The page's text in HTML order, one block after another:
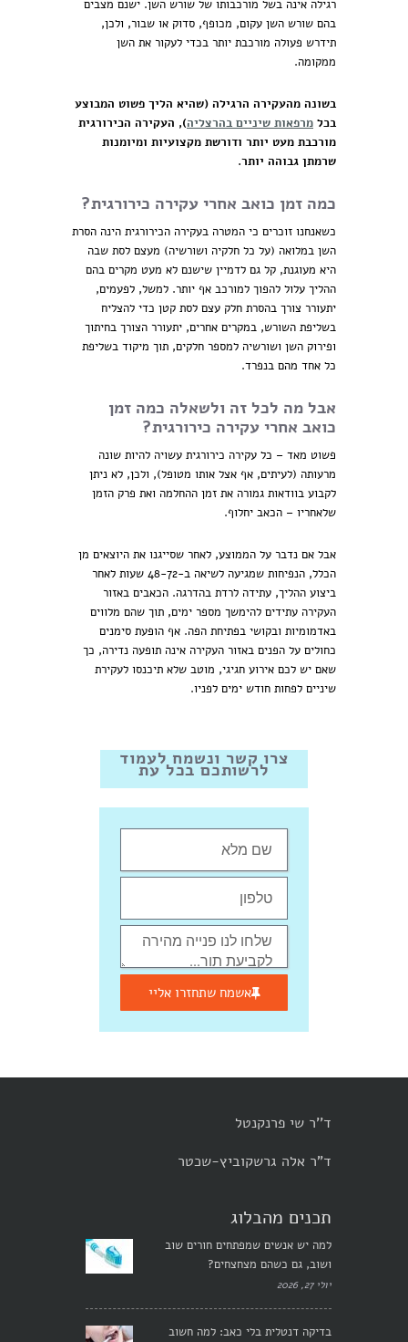
רגילה אינה בשל מורכבותו של שורש השן. ישנם מצבים
בהם שורש השן עקום, מכופף, סדוק או שבור, ולכן,
תידרש פעולה מורכבת יותר בכדי לעקור את השן
ממקומה.
בשונה מהעקירה הרגילה (שהיא הליך פשוט המבוצע
בכל מרפאות שיניים בהרצליה), העקירה הכירורגית
מורכבת מעט יותר ודורשת מקצועיות ומיומנות
שרמתן גבוהה יותר.
כמה זמן כואב אחרי עקירה כירורגית?
כשאנחנו זוכרים כי המטרה בעקירה הכירורגית הינה הסרת
השן במלואה (על כל חלקיה ושורשיה) מעצם לסת שבה
היא מעוגנת, קל גם לדמיין שישנם לא מעט מקרים בהם
ההליך עלול להפוך למורכב אף יותר. למשל, לפעמים,
יתעורר צורך בהסרת חלק עצם לסת קטן כדי להצליח
בשליפת השורש, במקרים אחרים, יתעורר הצורך בחיתוך
ופירוק השן ושורשיה למספר חלקים, תוך מיקוד בשליפת
כל אחד מהם בנפרד.
אבל מה לכל זה ולשאלה כמה זמן
כואב אחרי עקירה כירורגית?
פשוט מאד – כל עקירה כירורגית עשויה להיות שונה
מרעותה (לעיתים, אף אצל אותו מטופל), ולכן, לא ניתן
לקבוע בוודאות גמורה את זמן ההחלמה ואת פרק הזמן
שלאחריו – הכאב יחלוף.
אבל אם נדבר על הממוצע, לאחר שסייגנו את היוצאים מן
הכלל, הנפיחות שמגיעה לשיאה ב-48-72 שעות לאחר
ביצוע ההליך, עתידה לרדת בהדרגה. הכאבים באזור
העקירה עתידים להימשך מספר ימים, תוך שהם מלווים
באדמומיות ובקושי בפתיחת הפה. אף הופעת סימנים
כחולים על הפנים באזור העקירה אינה תופעה נדירה, כך
שאם יש לכם אירוע חגיגי, מוטב שלא תיכנסו לעקירת
שיניים לפחות חודש ימים לפניו.
צרו קשר ונשמח לעמוד
לרשותכם בכל עת
אשמח שתחזרו אליי
ד''ר שי פרנקנטל
ד"ר אלה גרשקוביץ-שכטר
תכנים מהבלוג
למה יש אנשים שמפתחים חורים שוב
ושוב, גם כשהם מצחצחים?
יולי 27, 2026
בדיקה דנטלית בלי כאב: למה חשוב